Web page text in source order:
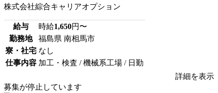
株式会社綜合キャリアオプション
給与 時給1,650円〜
勤務地
福島県 南相馬市
寮・社宅 なし
仕事内容 加工・検査 / 機械系工場 / 日勤
詳細を表示
募集が停止しています